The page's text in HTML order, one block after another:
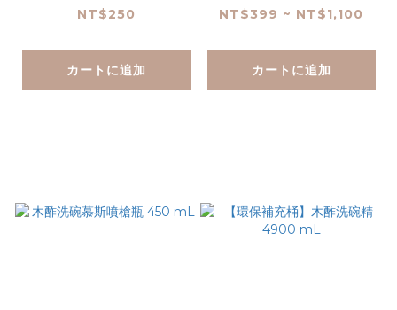
NT$250
カートに追加
清潔慕斯》《污垢終
NT$399 ~ NT$1,100
カートに追加